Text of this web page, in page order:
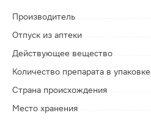
Производитель
Отпуск из аптеки
Действующее вещество
Количество препарата в упаковке
Страна происхождения
Место хранения